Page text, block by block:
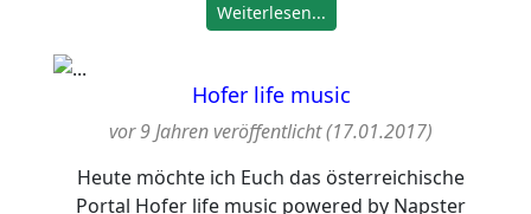
Weiterlesen...
Hofer life music
vor 9 Jahren veröffentlicht (17.01.2017)
Heute möchte ich Euch das österreichische
Portal Hofer life music powered by Napster